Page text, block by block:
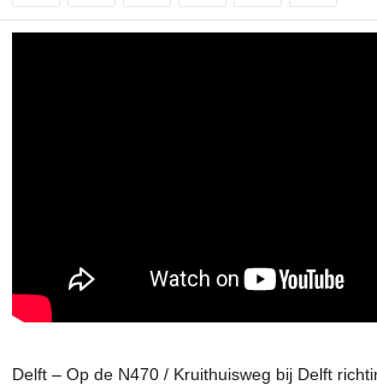
Delft – Op de N470 / Kruithuisweg bij Delft